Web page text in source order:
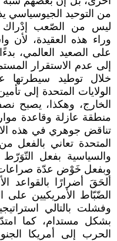
من التوحيد الجيوسياسي
ليس من الصّعب إدْراك
وراء هذه العقيدة، لأن
على الصعيد العالمي،
إلى عدم الاستقرار
خلال توطيد سيطرتها
الولايات المتحدة إلى
الخارج، وهكذا، يصبح
منطقة عازلة وقاعدة
تناقض جوهري في هذه
المتحدة تعاني بالفعل
والسياسية بفعل
وبفعل خَوْض عدّة صراعات
ألحَقَ أضرارًا بالقواعد
الضّبّاط الأمريكيين
وفشلت بالتالي
بشكل مستدام، كما
الحرب إلى أمريكا